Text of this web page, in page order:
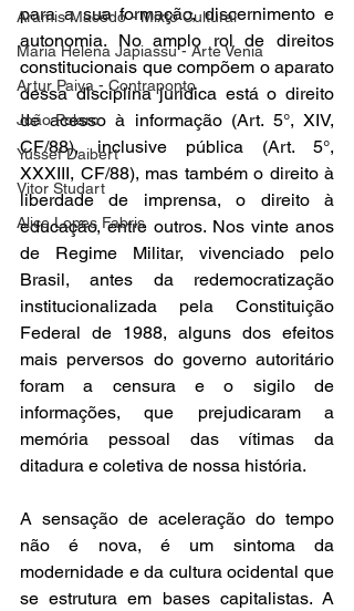
Aramis Macêdo - Mixto Cultural
Maria Helena Japiassu - Arte Venia
Artur Paiva - Contraponto
João Polaro
Yussef Daibert
Vitor Studart
Alice Lopes Fabris
para a sua formação, discernimento e
autonomia. No amplo rol de direitos
constitucionais que compõem o aparato
dessa disciplina jurídica está o direito
de acesso à informação (Art. 5°, XIV,
CF/88), inclusive pública (Art. 5°,
XXXIII, CF/88), mas também o direito à
liberdade de imprensa, o direito à
educação, entre outros. Nos vinte anos
de Regime Militar, vivenciado pelo
Brasil, antes da redemocratização
institucionalizada pela Constituição
Federal de 1988, alguns dos efeitos
mais perversos do governo autoritário
foram a censura e o sigilo de
informações, que prejudicaram a
memória pessoal das vítimas da
ditadura e coletiva de nossa história.
A sensação de aceleração do tempo
não é nova, é um sintoma da
modernidade e da cultura ocidental que
se estrutura em bases capitalistas. A